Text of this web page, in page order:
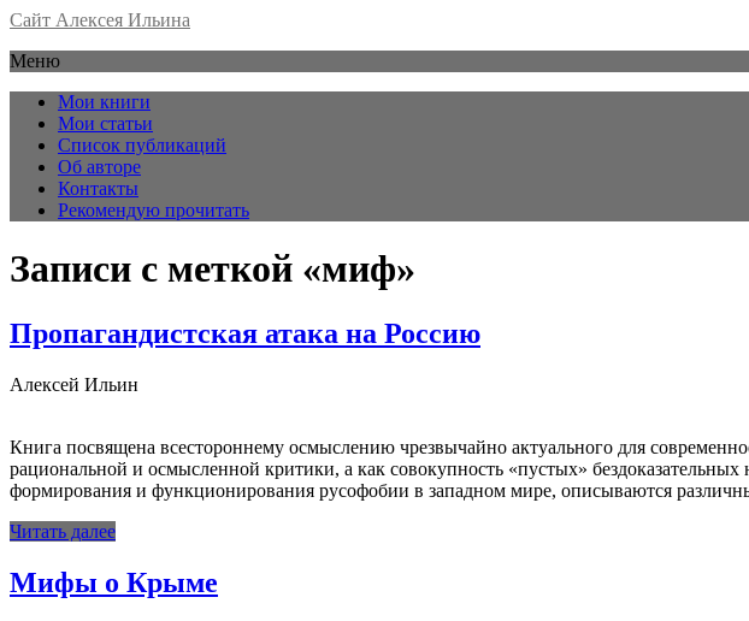
Сайт Алексея Ильина
Меню
Мои книги
Мои статьи
Список публикаций
Об авторе
Контакты
Рекомендую прочитать
Записи с меткой «миф»
Пропагандистская атака на Россию
Алексей Ильин
Книга посвящена всестороннему осмыслению чрезвычайно актуального для
рациональной и осмысленной критики, а как совокупность «пустых»
формирования и функционирования русофобии в западном мире, описываются
Читать далее
Мифы о Крыме